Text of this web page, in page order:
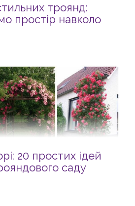
троянд:
простір навколо
20 простих ідей
саду